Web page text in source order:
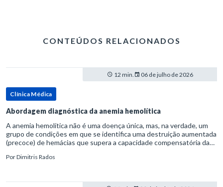
CONTEÚDOS RELACIONADOS
12 min. 06 de julho de 2026
Clínica Médica
Abordagem diagnóstica da anemia hemolítica
A anemia hemolítica não é uma doença única, mas, na verdade, um
grupo de condições em que se identifica uma destruição aumentada
(precoce) de hemácias que supera a capacidade compensatória da
PorDimitris Rados